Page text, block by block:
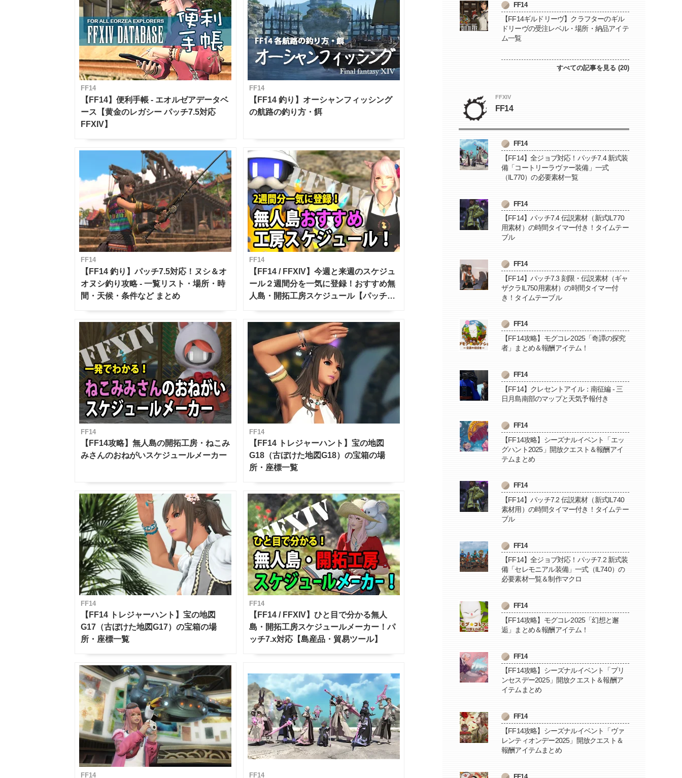
FF14
【FF14】便利手帳 - エオルゼアデータベ
ース【黄金のレガシー パッチ7.5対応
FFXIV】
FF14
【FF14 釣り】オーシャンフィッシング
の航路の釣り方・餌
FF14
【FF14 釣り】パッチ7.5対応！ヌシ＆オ
オヌシ釣り攻略 - 一覧リスト・場所・時
間・天候・条件など まとめ
FF14
【FF14 / FFXIV】今週と来週のスケジュ
ール２週間分を一気に登録！おすすめ無
人島・開拓工房スケジュール【パッチ7.x
FF14
【FF14攻略】無人島の開拓工房・ねこみ
みさんのおねがいスケジュールメーカー
FF14
【FF14 トレジャーハント】宝の地図
G18（古ぼけた地図G18）の宝箱の場
所・座標一覧
FF14
【FF14 トレジャーハント】宝の地図
G17（古ぼけた地図G17）の宝箱の場
所・座標一覧
FF14
【FF14 / FFXIV】ひと目で分かる無人
島・開拓工房スケジュールメーカー！パ
ッチ7.x対応【島産品・貿易ツール】
FF14 FF14
FF14
【FF14ギルドリーヴ】クラフターのギル
ドリーヴの受注レベル・場所・納品アイテ
ム一覧
すべての記事を見る (20)
FFXIV
FF14
FF14
【FF14】全ジョブ対応！パッチ7.4 新式装
備「コートリーラヴァー装備」一式
（IL770）の必要素材一覧
FF14
【FF14】パッチ7.4 伝説素材（新式IL770
用素材）の時間タイマー付き！タイムテー
ブル
FF14
【FF14】パッチ7.3 刻限・伝説素材（ギャ
ザクラIL750用素材）の時間タイマー付
き！タイムテーブル
FF14
【FF14攻略】モグコレ2025「奇譚の探究
者」まとめ＆報酬アイテム！
FF14
【FF14】クレセントアイル：南征編 - 三
日月島南部のマップと天気予報付き
FF14
【FF14攻略】シーズナルイベント「エッ
グハント2025」開放クエスト＆報酬アイ
テムまとめ
FF14
【FF14】パッチ7.2 伝説素材（新式IL740
素材用）の時間タイマー付き！タイムテー
ブル
FF14
【FF14】全ジョブ対応！パッチ7.2 新式装
備「セレモニアル装備」一式（IL740）の
必要素材一覧＆制作マクロ
FF14
【FF14攻略】モグコレ2025「幻想と邂
逅」まとめ＆報酬アイテム！
FF14
【FF14攻略】シーズナルイベント「プリ
ンセスデー2025」開放クエスト＆報酬ア
イテムまとめ
FF14
【FF14攻略】シーズナルイベント「ヴァ
レンティオンデー2025」開放クエスト＆
報酬アイテムまとめ